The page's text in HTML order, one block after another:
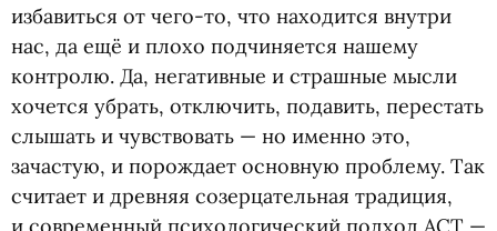
избавиться от чего-то, что находится внутри
нас, да ещё и плохо подчиняется нашему
контролю. Да, негативные и страшные мысли
хочется убрать, отключить, подавить, перестать
слышать и чувствовать — но именно это,
зачастую, и порождает основную проблему. Так
считает и древняя созерцательная традиция,
и современный психологический подход ACT —